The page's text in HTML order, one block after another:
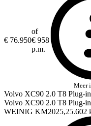
€ 76.950
of
€ 958
p.m.
Meer
Volvo XC90 2.0 T8 Plug-
WEINIG KM2025 25.602
Volvo XC90 2.0 T8 Plug-